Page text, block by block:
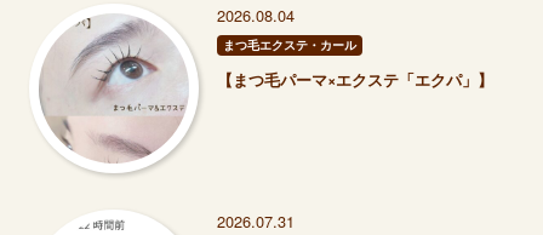
2026.08.04
まつ毛エクステ・カール
【まつ毛パーマ×エクステ「エクパ」】
2026.07.31